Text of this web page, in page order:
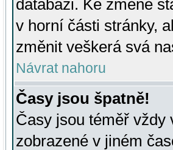
databázi. Ke změně
v horní části stránky,
změnit veškerá svá
Návrat nahoru
Časy jsou špatně!
Časy jsou téměř vždy
zobrazené v jiném